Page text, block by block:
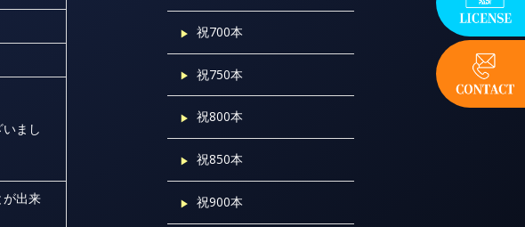
まし
が出来
祝700本
祝750本
祝800本
祝850本
祝900本